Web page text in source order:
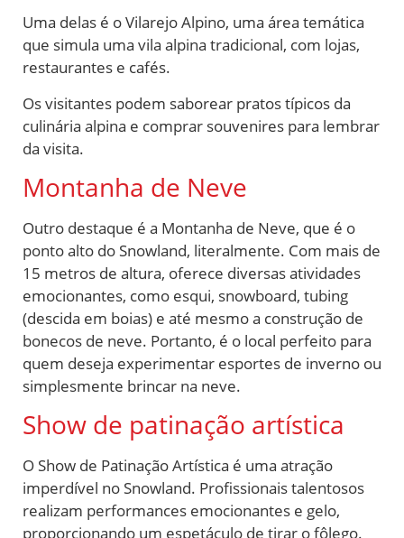
Uma delas é o Vilarejo Alpino, uma área temática
que simula uma vila alpina tradicional, com lojas,
restaurantes e cafés.
Os visitantes podem saborear pratos típicos da
culinária alpina e comprar souvenires para lembrar
da visita.
Montanha de Neve
Outro destaque é a Montanha de Neve, que é o
ponto alto do Snowland, literalmente. Com mais de
15 metros de altura, oferece diversas atividades
emocionantes, como esqui, snowboard, tubing
(descida em boias) e até mesmo a construção de
bonecos de neve. Portanto, é o local perfeito para
quem deseja experimentar esportes de inverno ou
simplesmente brincar na neve.
Show de patinação artística
O Show de Patinação Artística é uma atração
imperdível no Snowland. Profissionais talentosos
realizam performances emocionantes e gelo,
proporcionando um espetáculo de tirar o fôlego.